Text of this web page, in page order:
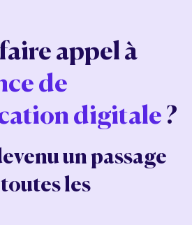
appel à
de
digitale ?
un passage
les